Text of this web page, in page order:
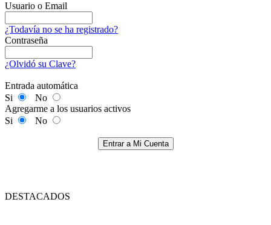
Usuario o Email
¿Todavía no se ha registrado?
Contraseña
¿Olvidó su Clave?
Entrada automática
Si
No
Agregarme a los usuarios activos
Si
No
Entrar a Mi Cuenta
DESTACADOS